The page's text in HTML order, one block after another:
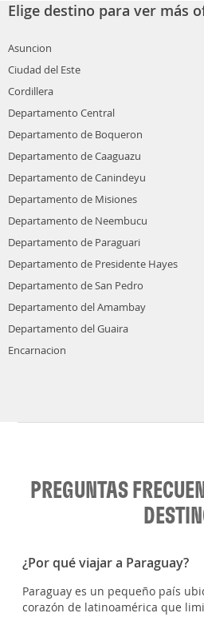
Elige destino para ver más
Asuncion
Ciudad del Este
Cordillera
Departamento Central
Departamento de Boqueron
Departamento de Caaguazu
Departamento de Canindeyu
Departamento de Misiones
Departamento de Neembucu
Departamento de Paraguari
Departamento de Presidente Hayes
Departamento de San Pedro
Departamento del Amambay
Departamento del Guaira
Encarnacion
PREGUNTAS
¿Por qué viajar a Paraguay?
Paraguay es un pequeño país
corazón de latinoamérica que